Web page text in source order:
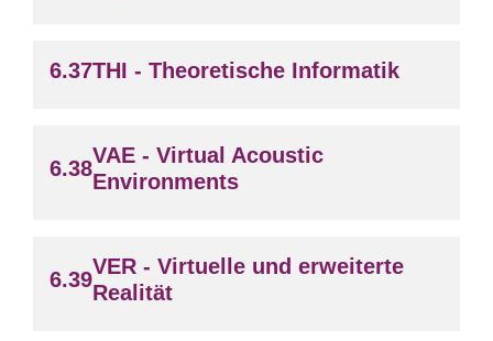
THI - Theoretische Informatik
VAE - Virtual Acoustic
Environments
VER - Virtuelle und erweiterte
Realität